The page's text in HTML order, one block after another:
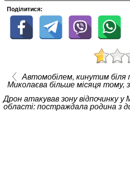
Поділитися:
Автомобілем, кинутим біля
Миколаєва більше місяця тому,
Дрон атакував зону відпочинку у
області: постраждала родина з